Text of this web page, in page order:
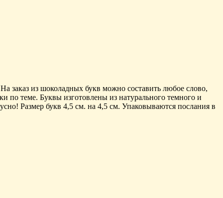
заказ из шоколадных букв можно составить любое слово,
по теме. Буквы изготовлены из натурального темного и
Размер букв 4,5 см. на 4,5 см. Упаковываются послания в